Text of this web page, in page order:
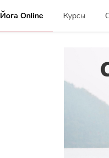
Йога Online Курсы